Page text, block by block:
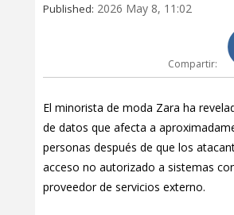
Published: 2026 May 8, 11:02
Compartir:
El minorista de moda Zara ha
de datos que afecta a
personas después de que los
acceso no autorizado a sistemas
proveedor de servicios externo.